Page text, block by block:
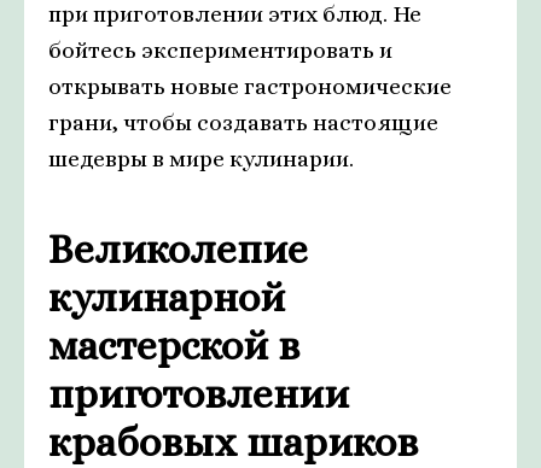
при приготовлении этих блюд. Не
бойтесь экспериментировать и
открывать новые гастрономические
грани, чтобы создавать настоящие
шедевры в мире кулинарии.
Великолепие
кулинарной
мастерской в
приготовлении
крабовых шариков